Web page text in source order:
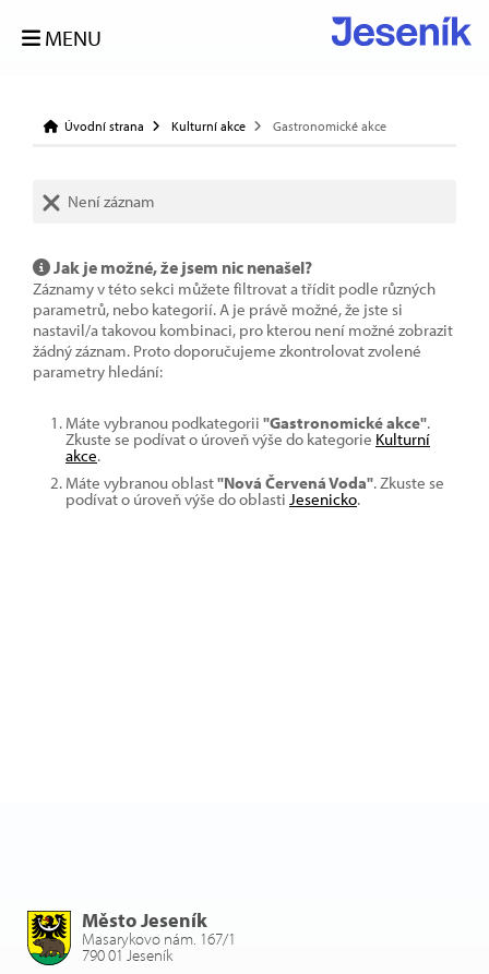
MENU
Úvodní strana Kulturní akce Gastronomické akce
Není záznam
Jak je možné, že jsem nic nenašel?
Záznamy v této sekci můžete filtrovat a třídit podle různých
parametrů, nebo kategorií. A je právě možné, že jste si
nastavil/a takovou kombinaci, pro kterou není možné zobrazit
žádný záznam. Proto doporučujeme zkontrolovat zvolené
parametry hledání:
Máte vybranou podkategorii "Gastronomické akce".
Zkuste se podívat o úroveň výše do kategorie Kulturní
akce.
Máte vybranou oblast"Nová Červená Voda". Zkuste se
podívat o úroveň výše do oblasti Jesenicko.
Město Jeseník
Masarykovo nám. 167/1
790 01 Jeseník